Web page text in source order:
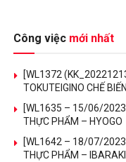
Công việcmới nhất
[WL1372
TOKUTEIGINO CHẾ
[WL1635 – 15/06/2023]
THỰC PHẨM – HYOGO
[WL1642 – 18/07/2023]
THỰC PHẨM – IBARAKI